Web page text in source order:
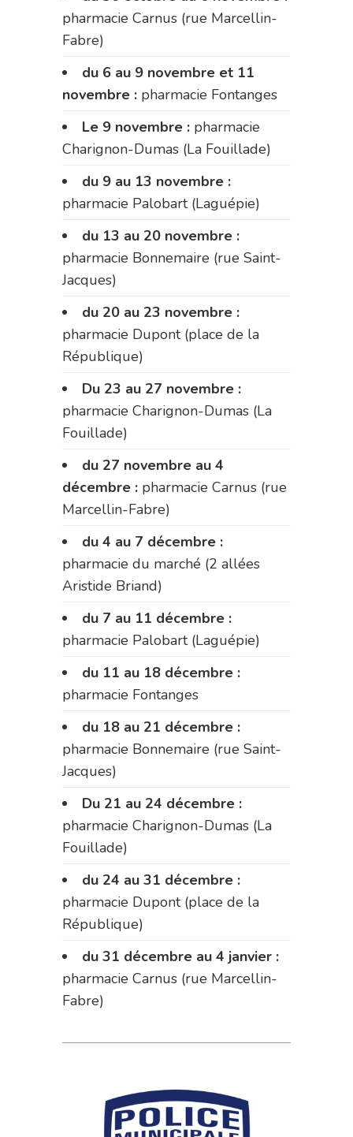
pharmacie Carnus (rue Marcellin-
Fabre)
du 6 au 9 novembre et 11
novembre : pharmacie Fontanges
Le 9 novembre : pharmacie
Charignon-Dumas (La Fouillade)
du 9 au 13 novembre :
pharmacie Palobart (Laguépie)
du 13 au 20 novembre :
pharmacie Bonnemaire (rue Saint-
Jacques)
du 20 au 23 novembre :
pharmacie Dupont (place de la
République)
Du 23 au 27 novembre :
pharmacie Charignon-Dumas (La
Fouillade)
du 27 novembre au 4
décembre : pharmacie Carnus (rue
Marcellin-Fabre)
du 4 au 7 décembre :
pharmacie du marché (2 allées
Aristide Briand)
du 7 au 11 décembre :
pharmacie Palobart (Laguépie)
du 11 au 18 décembre :
pharmacie Fontanges
du 18 au 21 décembre :
pharmacie Bonnemaire (rue Saint-
Jacques)
Du 21 au 24 décembre :
pharmacie Charignon-Dumas (La
Fouillade)
du 24 au 31 décembre :
pharmacie Dupont (place de la
République)
du 31 décembre au 4 janvier :
pharmacie Carnus (rue Marcellin-
Fabre)